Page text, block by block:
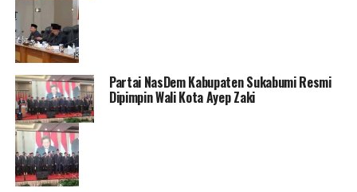
Partai NasDem Kabupaten Sukabumi Resmi
Dipimpin Wali Kota Ayep Zaki